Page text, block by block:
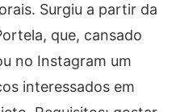
Surgiu a partir da
que, cansado
no Instagram um
interessados em